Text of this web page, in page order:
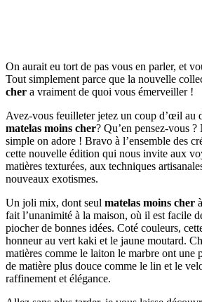
On aurait eu tort de pas vous en parler, et
Tout simplement parce que la nouvelle
cher a vraiment de quoi vous émerveiller !
Avez-vous feuilleter jetez un coup d’œil au
matelas moins cher? Qu’en pensez-vous ?
simple on adore ! Bravo à l’ensemble des
cette nouvelle édition qui nous invite aux
matières texturées, aux techniques
nouveaux exotismes.
Un joli mix, dont seul matelas moins cher
fait l’unanimité à la maison, où il est facile
piocher de bonnes idées. Coté couleurs,
honneur au vert kaki et le jaune moutard.
matières comme le laiton le marbre ont une
de matière plus douce comme le lin et le
raffinement et élégance.